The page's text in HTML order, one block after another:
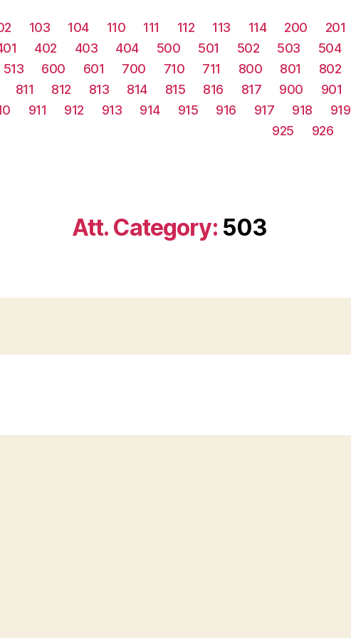
103 104 110 111 112 113 114 200 201
402 403 404 500 501 502 503 504
513 600 601 700 710 711 800 801 802
811 812 813 814 815 816 817 900 901
911 912 913 914 915 916 917 918 919
925
926
Att. Category: 503